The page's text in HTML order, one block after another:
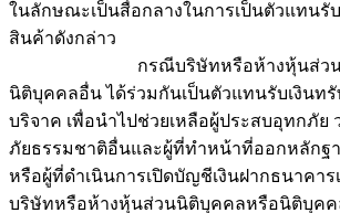
ในลักษณะเป็นสื่อกลางในการเป็นตัวแทนรั
สินค้าดังกล่าว
กรณีบริษัทหรือห้างหุ้นส่วนนิติ
นิติบุคคลอื่น ได้ร่วมกันเป็นตัวแทนรับเงินท
บริจาค เพื่อนำไปช่วยเหลือผู้ประสบอุทกภัย
ภัยธรรมชาติอื่นและผู้ที่ทำหน้าที่ออกหลักฐ
หรือผู้ที่ดำเนินการเปิดบัญชีเงินฝากธนาคาร
บริษัทหรือห้างหุ้นส่วนนิติบุคคลหรือนิติบุค